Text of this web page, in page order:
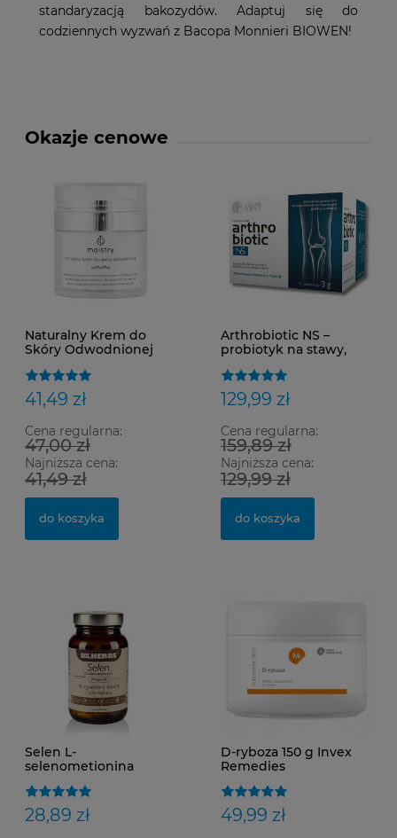
standaryzacją bakozydów. Adaptuj się do
codziennych wyzwań z Bacopa Monnieri BIOWEN!
Okazje cenowe
Naturalny Krem do
Skóry Odwodnionej
Ultranawilżenie i
Ukojenie Dla Skóry
Suchej, Podrażnionej i
41,49 zł
Cena regularna:
47,00 zł
Najniższa cena:
41,49 zł
do koszyka
Arthrobiotic NS –
probiotyk na stawy,
21 saszetek
129,99 zł
Cena regularna:
159,89 zł
Najniższa cena:
129,99 zł
do koszyka
Selen L-
selenometionina
28,89 zł
D-ryboza 150 g Invex
Remedies
49,99 zł